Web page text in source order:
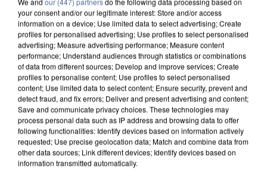
your consent and/or our legitimate interest: Store and/or access
information on a device; Use limited data to select advertising; Create
profiles for personalised advertising; Use profiles to select personalised
advertising; Measure advertising performance; Measure content
performance; Understand audiences through statistics or combinations
of data from different sources; Develop and improve services; Create
profiles to personalise content; Use profiles to select personalised
content; Use limited data to select content; Ensure security, prevent and
detect fraud, and fix errors; Deliver and present advertising and content;
Save and communicate privacy choices. These technologies may
process personal data such as IP address and browsing data to offer
following functionalities: Identify devices based on information actively
requested; Use precise geolocation data; Match and combine data from
other data sources; Link different devices; Identify devices based on
information transmitted automatically.